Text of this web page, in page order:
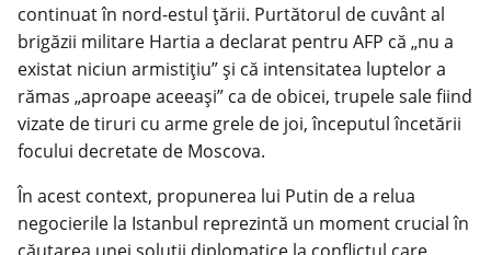
continuat în nord-estul țării. Purtătorul de cuvânt al
brigăzii militare Hartia a declarat pentru AFP că „nu a
existat niciun armistițiu” și că intensitatea luptelor a
rămas „aproape aceeași” ca de obicei, trupele sale fiind
vizate de tiruri cu arme grele de joi, începutul încetării
focului decretate de Moscova.
În acest context, propunerea lui Putin de a relua
negocierile la Istanbul reprezintă un moment crucial în